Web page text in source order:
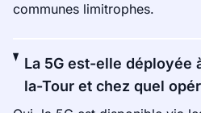
communes limitrophes.
La 5G est-elle déployée
la-Tour et chez quel